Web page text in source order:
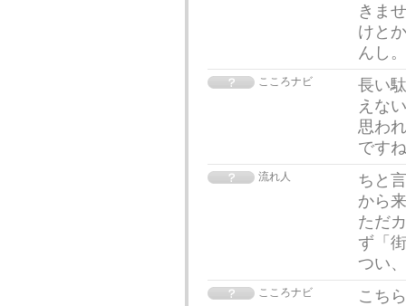
きま
けと
んし
こころナビ
長い
えな
思わ
です
流れ人
ちと
から
ただ
ず「
つい
こころナビ
こち